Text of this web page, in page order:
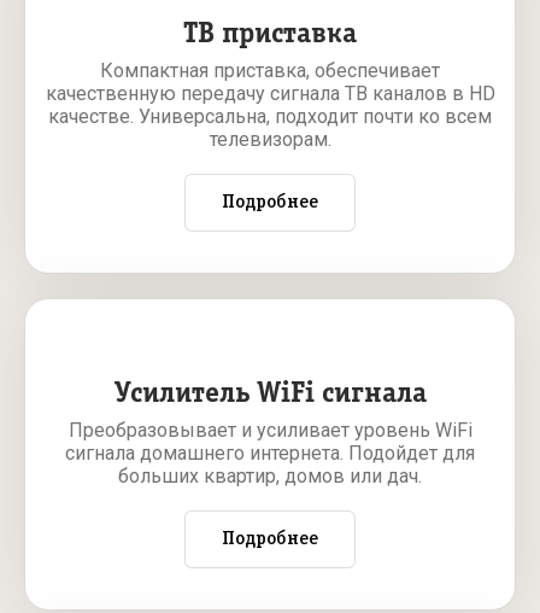
ТВ приставка
Компактная приставка, обеспечивает
качественную передачу сигнала ТВ каналов в HD
качестве. Универсальна, подходит почти ко всем
телевизорам.
Подробнее
Усилитель WiFi сигнала
Преобразовывает и усиливает уровень WiFi
сигнала домашнего интернета. Подойдет для
больших квартир, домов или дач.
Подробнее